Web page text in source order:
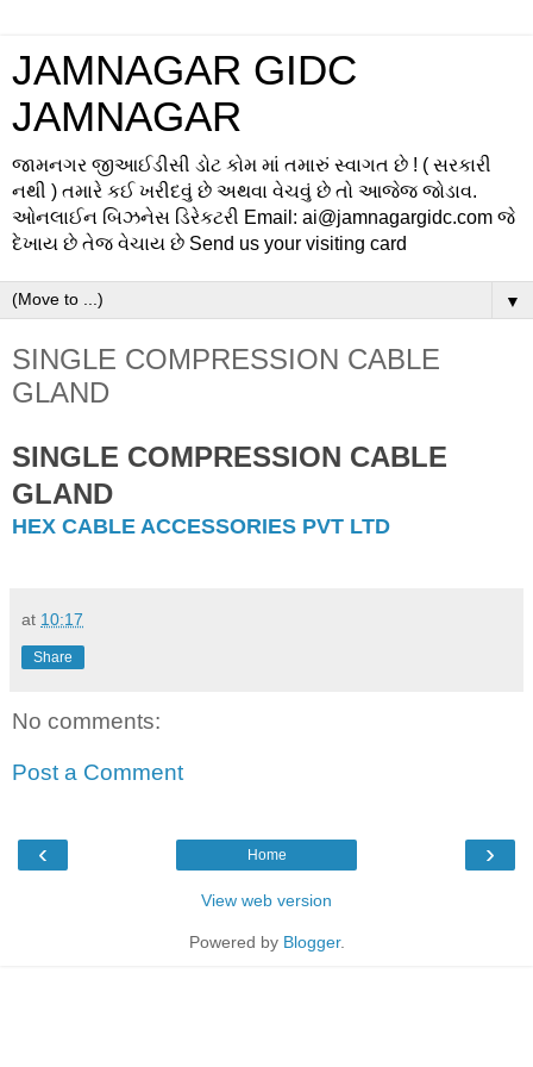
JAMNAGAR GIDC
JAMNAGAR
જામનગર જીઆઈડીસી ડોટ કોમ માં તમારું સ્વાગત છે ! ( સરકારી
નથી ) તમારે કઈ ખરીદવું છે અથવા વેચવું છે તો આજેજ જોડાવ.
ઓનલાઈન બિઝનેસ ડિરેકટરી Email: ai@jamnagargidc.com જે
દેખાય છે તેજ વેચાય છે Send us your visiting card
▼
SINGLE COMPRESSION CABLE
GLAND
SINGLE COMPRESSION CABLE
GLAND
HEX CABLE ACCESSORIES PVT LTD
at 10:17
Share
No comments:
Post a Comment
‹ ›
Home
View web version
Powered by Blogger.